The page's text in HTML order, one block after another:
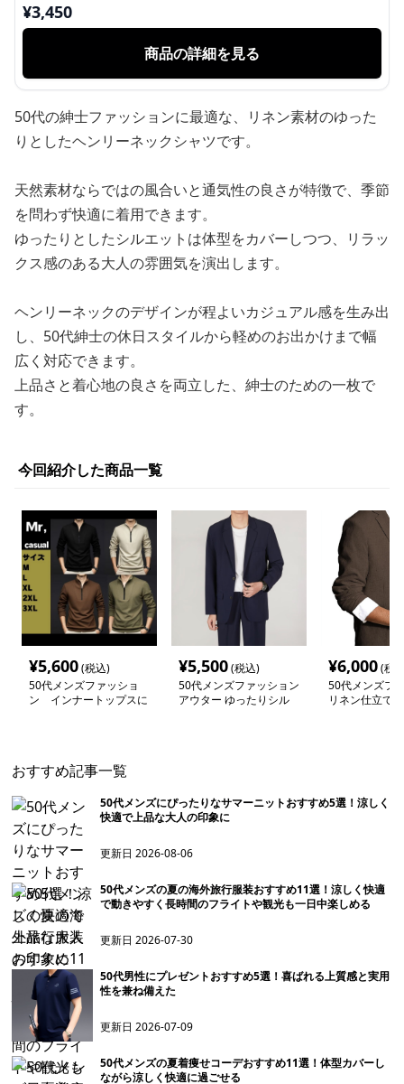
¥3,450
商品の詳細を見る
50代の紳士ファッションに最適な、リネン素材のゆった
りとしたヘンリーネックシャツです。
天然素材ならではの風合いと通気性の良さが特徴で、季節
を問わず快適に着用できます。
ゆったりとしたシルエットは体型をカバーしつつ、リラッ
クス感のある大人の雰囲気を演出します。
ヘンリーネックのデザインが程よいカジュアル感を生み出
し、50代紳士の休日スタイルから軽めのお出かけまで幅
広く対応できます。
上品さと着心地の良さを両立した、紳士のための一枚で
す。
今回紹介した商品一覧
¥5,600(税込)
50代メンズファッショ
ン インナートップスに
¥5,500(税込)
50代メンズファッション
アウター ゆったりシル
¥6,000(税
50代メンズフ
リネン仕立て
おすすめ記事一覧
50代メンズにぴったりなサマーニットおすすめ5選！涼しく
快適で上品な大人の印象に
更新日2026-08-06
50代メンズの夏の海外旅行服装おすすめ11選！涼しく快適
で動きやすく長時間のフライトや観光も一日中楽しめる
更新日2026-07-30
50代男性にプレゼントおすすめ5選！喜ばれる上質感と実用
性を兼ね備えた
更新日2026-07-09
50代メンズの夏着痩せコーデおすすめ11選！体型カバーし
ながら涼しく快適に過ごせる